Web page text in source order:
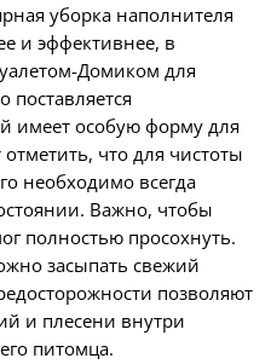
уборка наполнителя
и эффективнее, в
Домиком для
имеет особую форму для
что для чистоты
необходимо всегда
Важно, чтобы
полностью просохнуть.
засыпать свежий
позволяют
и плесени внутри
питомца.